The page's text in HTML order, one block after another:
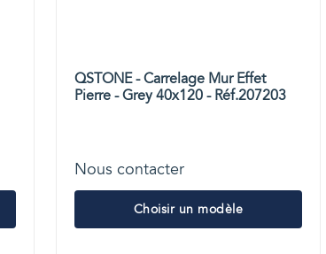
QSTONE - Carrelage Mur Effet
Pierre - Grey 40x120 - Réf.207203
Nous contacter
Choisir un modèle